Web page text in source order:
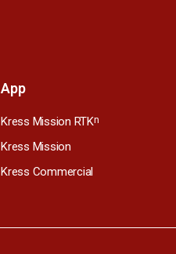
App
Kress Mission RTKn
Kress Mission
Kress Commercial